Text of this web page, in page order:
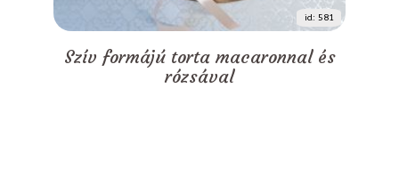
id: 581
Szív formájú torta macaronnal és
rózsával